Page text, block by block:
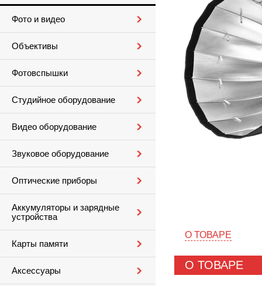
Фото и видео
Объективы
Фотовспышки
Студийное оборудование
Видео оборудование
Звуковое оборудование
Оптические приборы
Аккумуляторы и зарядные
устройства
Карты памяти
Аксессуары
О ТОВАРЕ
О ТОВАРЕ